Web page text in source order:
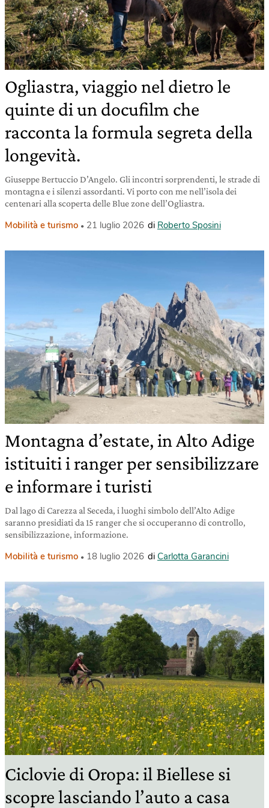
Ogliastra, viaggio nel dietro le
quinte di un docufilm che
racconta la formula segreta della
longevità.
Giuseppe Bertuccio D’Angelo. Gli incontri sorprendenti, le strade di
montagna e i silenzi assordanti. Vi porto con me nell’isola dei
centenari alla scoperta delle Blue zone dell’Ogliastra.
Mobilità e turismo 21 luglio 2026 di Roberto Sposini
Montagna d’estate, in Alto Adige
istituiti i ranger per sensibilizzare
e informare i turisti
Dal lago di Carezza al Seceda, i luoghi simbolo dell’Alto Adige
saranno presidiati da 15 ranger che si occuperanno di controllo,
sensibilizzazione, informazione.
Mobilità e turismo 18 luglio 2026 di Carlotta Garancini
Ciclovie di Oropa: il Biellese si
scopre lasciando l’auto a casa